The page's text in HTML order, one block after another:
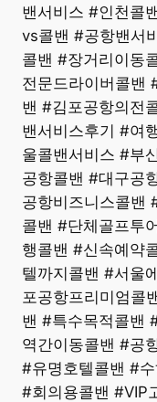
밴서비스 #인천콜
vs콜밴 #공항밴서
콜밴 #장거리이동
전문드라이버콜밴
밴 #김포공항의전
밴서비스후기 #여
울콜밴서비스 #부
공항콜밴 #대구공
공항비즈니스콜밴
콜밴 #단체골프투
행콜밴 #신속예약
텔까지콜밴 #서울
포공항프리미엄콜
밴 #특수목적콜밴
역간이동콜밴 #공
#유명호텔콜밴 #
#회의용콜밴 #VIP